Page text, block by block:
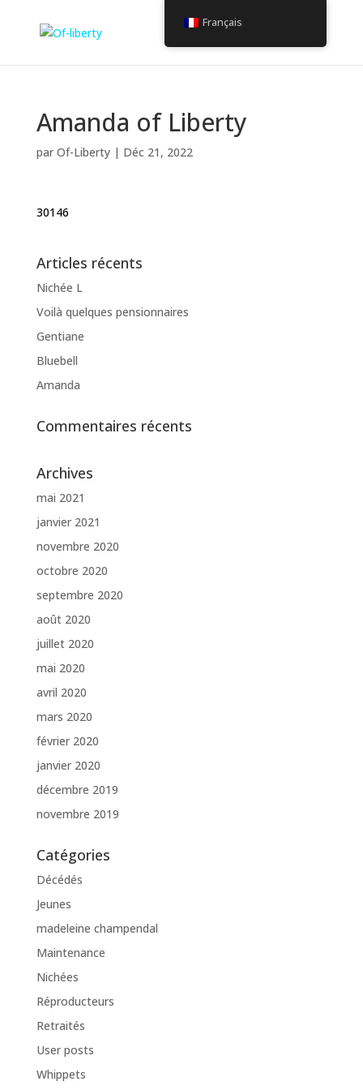
Amanda of Liberty
par Of-Liberty| Déc 21, 2022
30146
Articles récents
Nichée L
Voilà quelques pensionnaires
Gentiane
Bluebell
Amanda
Commentaires récents
Archives
mai 2021
janvier 2021
novembre 2020
octobre 2020
septembre 2020
août 2020
juillet 2020
mai 2020
avril 2020
mars 2020
février 2020
janvier 2020
décembre 2019
novembre 2019
Catégories
Décédés
Jeunes
madeleine champendal
Maintenance
Nichées
Réproducteurs
Retraités
User posts
Whippets
Français